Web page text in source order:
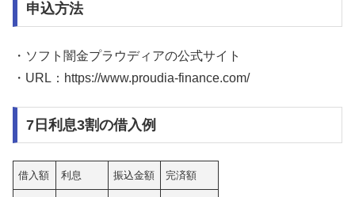
申込方法
・ソフト闇金プラウディアの公式サイト
・URL：https://www.proudia-finance.com/
7日利息3割の借入例
借入額 利息 振込金額 完済額